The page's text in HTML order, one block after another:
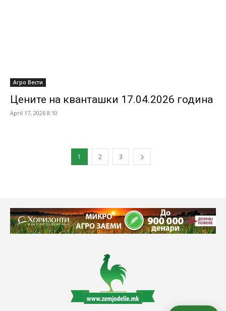
Агро Вести
Цените на кванташки 17.04.2026 година
April 17, 2026 8:10
1 2 3